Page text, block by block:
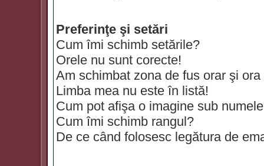
Preferinţe şi setări
Cum îmi schimb setările?
Orele nu sunt corecte!
Am schimbat zona de fus orar şi
Limba mea nu este în listă!
Cum pot afişa o imagine sub
Cum îmi schimb rangul?
De ce când folosesc legătura de